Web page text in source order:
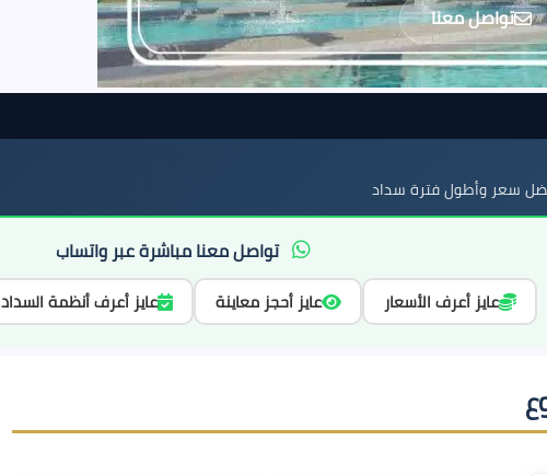
تواصل معنا
سعر وأطول فترة سداد
تواصل معنا مباشرة عبر واتساب
عايز أعرف الأسعار عايز أحجز معاينة عايز أعرف أنظمة السداد